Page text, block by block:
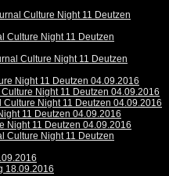
Culture Night 11 Deutzen
Culture Night 11 Deutzen
Culture Night 11 Deutzen
Night 11 Deutzen 04.09.2016
Night 11 Deutzen 04.09.2016
Night 11 Deutzen 04.09.2016
11 Deutzen 04.09.2016
Night 11 Deutzen 04.09.2016
Culture Night 11 Deutzen
18.09.2016